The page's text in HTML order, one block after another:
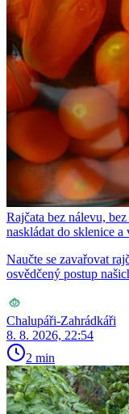
Rajčata bez nálevu,
naskládat do sklenice
Naučte se zavařovat
osvědčený postup
Chalupáři-Zahrádkáři
8. 8. 2026, 22:54
2 min